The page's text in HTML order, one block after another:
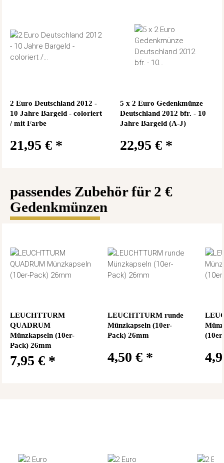
2 Euro Deutschland 2012 -
10 Jahre Bargeld - coloriert
/ mit Farbe
21,95 € *
5 x 2 Euro Gedenkmünze
Deutschland 2012 bfr. - 10
Jahre Bargeld (A-J)
22,95 € *
passendes Zubehör für 2 €
Gedenkmünzen
LEUCHTTURM
QUADRUM
Münzkapseln (10er-
Pack) 26mm
7,95 € *
LEUCHTTURM runde
Münzkapseln (10er-
Pack) 26mm
4,50 € *